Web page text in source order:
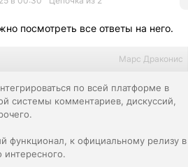
посмотреть все ответы на него.
Марс Драконис
по всей платформе в
системы комментариев, дискуссий,
функционал, к официальному релизу в